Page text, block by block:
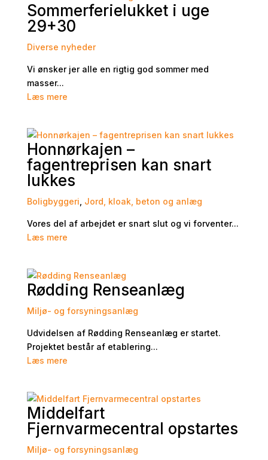
Sommerferielukket i uge
29+30
Diverse nyheder
Vi ønsker jer alle en rigtig god sommer med
masser...
Læs mere
Honnørkajen –
fagentreprisen kan snart
lukkes
Boligbyggeri Jord, kloak, beton og anlæg
Vores del af arbejdet er snart slut og vi forventer...
Læs mere
Rødding Renseanlæg
Miljø- og forsyningsanlæg
Udvidelsen af Rødding Renseanlæg er startet.
Projektet består af etablering...
Læs mere
Middelfart
Fjernvarmecentral opstartes
Miljø- og forsyningsanlæg